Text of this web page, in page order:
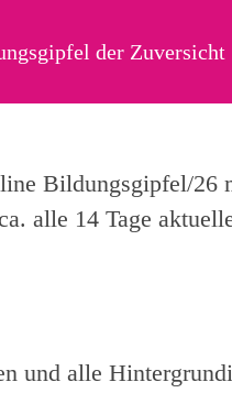
der Zuversicht
Bildungsgipfel/26
alle 14 Tage
und alle